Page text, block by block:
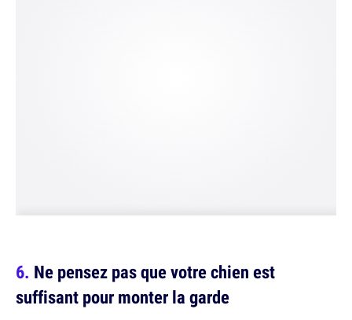
Ne pensez pas que votre chien est
suffisant pour monter la garde